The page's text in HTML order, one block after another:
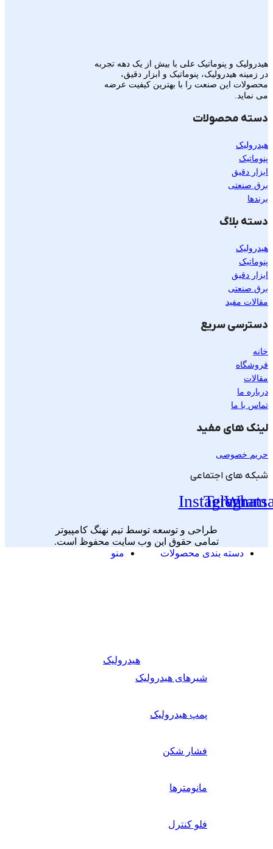
هیدرولیک و پنوماتیک علی با بیش از یک دهه تجربه
در زمینه هیدرولیک، پنوماتیک و ابزار دقیق،
محصولات این صنعت را با بهترین کیفیت عرضه
می نماید.
دسته محصولات
هیدرولیک
پنوماتیک
ابزار دقیق
برق صنعتی
برندها
دسته بلاگ
هیدرولیک
پنوماتیک
ابزار دقیق
برق صنعتی
مقالات مفید
دسترسی سریع
خانه
فروشگاه
مقالات
درباره ما
تماس با ما
لینک های مفید
حریم خصوصی
شبکه های اجتماعی
Telegram
Instagram
طراحی و توسعه توسط تیم نهنگ کامپیوتر
تمامی حقوق این وب سایت محفوظ است.
منو
دسته بندی محصولات
هیدرولیک
شیرهای هیدرولیک
پمپ هیدرولیک
فشار شکن
مانومترها
فلو کنترل